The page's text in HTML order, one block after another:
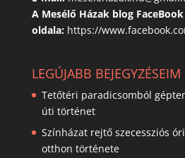
A Mesélő Házak blog FaceBook
oldala: https://
LEGÚJABB BEJEGYZÉSEIM
Tetőtéri paradicsomból
úti történet
Színházat rejtő szecessziós
otthon története